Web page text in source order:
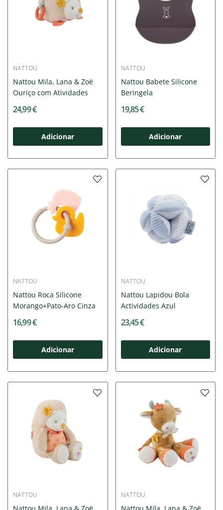
NATTOU
Nattou Mila, Lana & Zoë
Ouriço com Atividades
24,99 €
Adicionar
NATTOU
Nattou Babete Silicone
Beringela
19,85 €
Adicionar
NATTOU
Nattou Roca Silicone
Morango+Pato-Aro Cinza
16,99 €
Adicionar
NATTOU
Nattou Lapidou Bola
Actividades Azul
23,45 €
Adicionar
NATTOU
Nattou Mila, Lana & Zoë
NATTOU
Nattou Mila, Lana & Zoë